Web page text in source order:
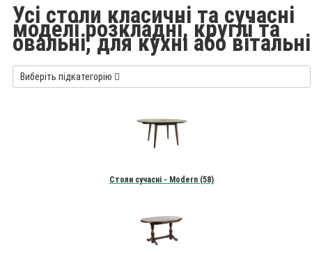
Усі столи класичні та сучасні
моделі розкладні, круглі та
овальні, для кухні або вітальні
Виберіть підкатегорію
Столи сучасні - Modern (58)